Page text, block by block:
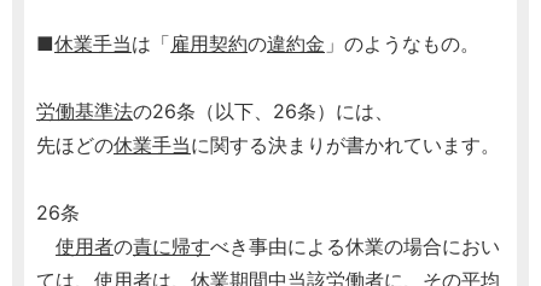
■休業手当は「雇用契約の違約金 」のようなもの。
労働基準法の26条（以下、26条）には、
先ほどの休業手当に関する決まりが書かれています。
26条
使用者の責に帰すべき事由による休業の場合におい
ては、 使用者は、休業期間中当該労働者に、その平均